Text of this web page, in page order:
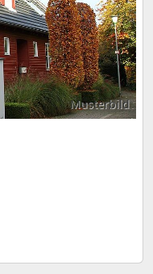
Musterbild